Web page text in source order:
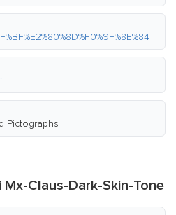
Pictographs
Claus-Dark-Skin-Tone